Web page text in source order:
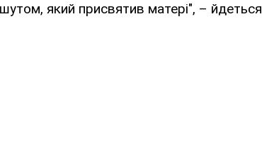
який присвятив матері", – йдеться